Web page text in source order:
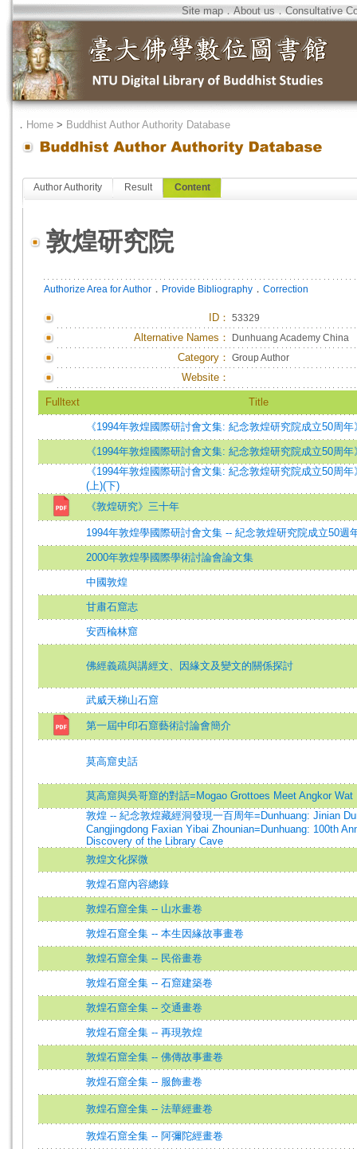
Site map．About us．Consultative
． Home > Buddhist Author Authority Database
Author Authority Result Content
敦煌研究院
Authorize Area for Author ． Provide Bibliography ． Correction
ID ： 53329
Alternative Names： Dunhuang Academy China
Category： Group Author
Website：
Fulltext Title
《1994年敦煌國際研討會文集: 紀念敦煌研究院成立50周
《1994年敦煌國際研討會文集: 紀念敦煌研究院成立50周
《1994年敦煌國際研討會文集: 紀念敦煌研究院成立50周
(上)(下)
《敦煌研究》三十年
1994年敦煌學國際研討會文集 -- 紀念敦煌研究院成立50週
2000年敦煌學國際學術討論會論文集
中國敦煌
甘肅石窟志
安西楡林窟
佛經義疏與講經文、因緣文及變文的關係探討
武威天梯山石窟
第一屆中印石窟藝術討論會簡介
莫高窟史話
莫高窟與吳哥窟的對話=Mogao Grottoes Meet Angkor Wat
敦煌 -- 紀念敦煌藏經洞發現一百周年=Dunhuang: Jinian
Cangjingdong Faxian Yibai Zhounian=Dunhuang: 100th
Discovery of the Library Cave
敦煌文化探微
敦煌石窟內容總錄
敦煌石窟全集 -- 山水畫卷
敦煌石窟全集 -- 本生因緣故事畫卷
敦煌石窟全集 -- 民俗畫卷
敦煌石窟全集 -- 石窟建築卷
敦煌石窟全集 -- 交通畫卷
敦煌石窟全集 -- 再現敦煌
敦煌石窟全集 -- 佛傳故事畫卷
敦煌石窟全集 -- 服飾畫卷
敦煌石窟全集 -- 法華經畫卷
敦煌石窟全集 -- 阿彌陀經畫卷